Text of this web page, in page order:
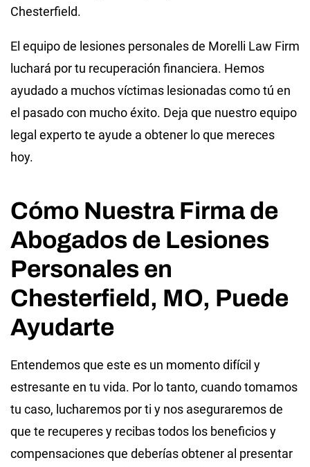
Chesterfield.
El equipo de lesiones personales de Morelli Law Firm
luchará por tu recuperación financiera. Hemos
ayudado a muchos víctimas lesionadas como tú en
el pasado con mucho éxito. Deja que nuestro equipo
legal experto te ayude a obtener lo que mereces
hoy.
Cómo Nuestra Firma de
Abogados de Lesiones
Personales en
Chesterfield, MO, Puede
Ayudarte
Entendemos que este es un momento difícil y
estresante en tu vida. Por lo tanto, cuando tomamos
tu caso, lucharemos por ti y nos aseguraremos de
que te recuperes y recibas todos los beneficios y
compensaciones que deberías obtener al presentar